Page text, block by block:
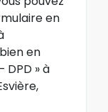
en
en
DPD » à